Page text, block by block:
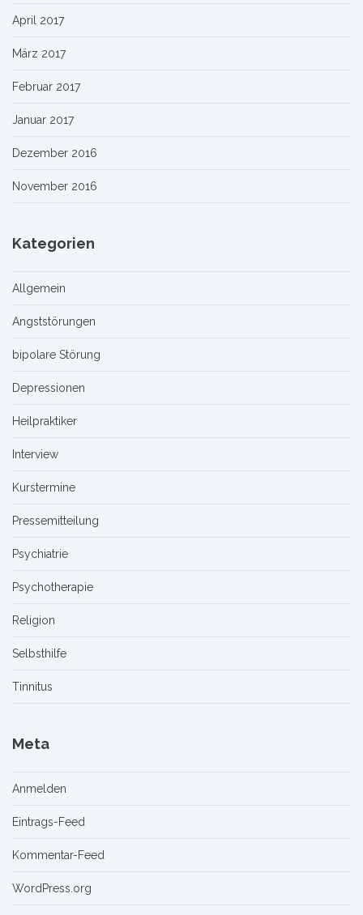
April 2017
März 2017
Februar 2017
Januar 2017
Dezember 2016
November 2016
Kategorien
Allgemein
Angststörungen
bipolare Störung
Depressionen
Heilpraktiker
Interview
Kurstermine
Pressemitteilung
Psychiatrie
Psychotherapie
Religion
Selbsthilfe
Tinnitus
Meta
Anmelden
Eintrags-Feed
Kommentar-Feed
WordPress.org